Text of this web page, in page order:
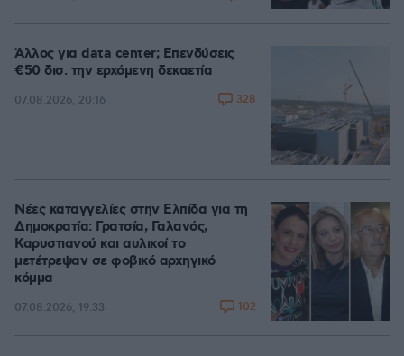
Άλλος για data center; Επενδύσεις
€50 δισ. την ερχόμενη δεκαετία
07.08.2026, 20:16 328
Νέες καταγγελίες στην Ελπίδα για τη
Δημοκρατία: Γρατσία, Γαλανός,
Καρυστιανού και αυλικοί το
μετέτρεψαν σε φοβικό αρχηγικό
κόμμα
07.08.2026, 19:33 102